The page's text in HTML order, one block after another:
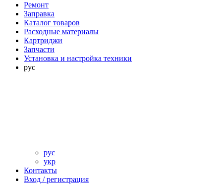
Ремонт
Заправка
Каталог товаров
Расходные материалы
Картриджи
Запчасти
Установка и настройка техники
рус
рус
укр
Контакты
Вход / регистрация